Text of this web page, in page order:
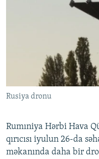
Rusiya dronu
Rumıniya Hərbi Hava
qırıcısı iyulun 26-da
məkanında daha bir